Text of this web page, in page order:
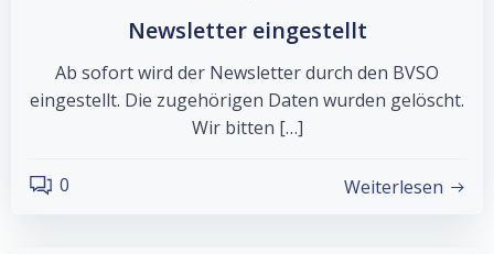
Newsletter eingestellt
Ab sofort wird der Newsletter durch den BVSO
eingestellt. Die zugehörigen Daten wurden gelöscht.
Wir bitten […]
0 Weiterlesen